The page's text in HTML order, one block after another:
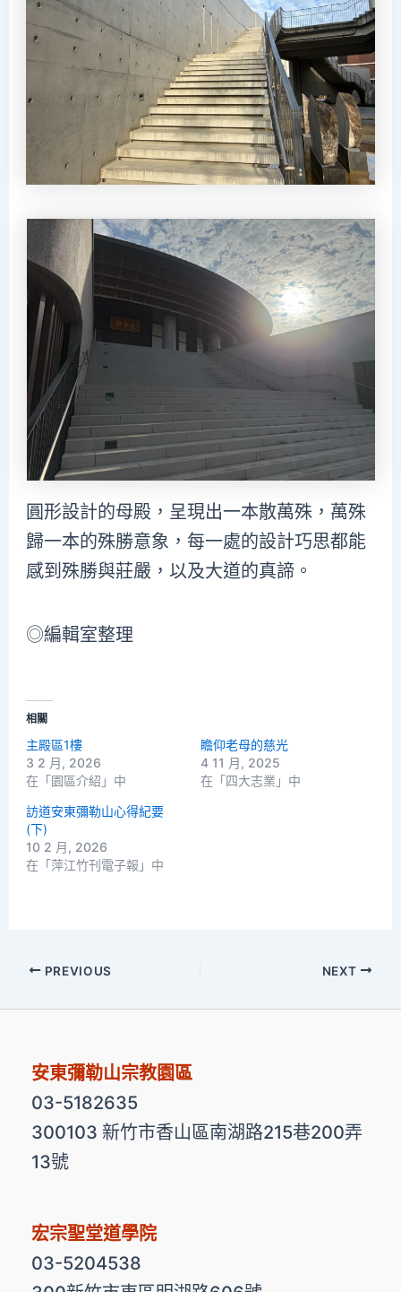
圓形設計的母殿，呈現出一本散萬殊，萬殊
歸一本的殊勝意象，每一處的設計巧思都能
感到殊勝與莊嚴，以及大道的真諦。
◎編輯室整理
相關
主殿區1樓
3 2 月, 2026
在「園區介紹」中
瞻仰老母的慈光
4 11 月, 2025
在「四大志業」中
訪道安東彌勒山心得紀要
(下)
10 2 月, 2026
在「萍江竹刊電子報」中
PREVIOUS NEXT
安東彌勒山宗教園區
03-5182635
300103 新竹市香山區南湖路215巷200弄
13號
宏宗聖堂道學院
03-5204538